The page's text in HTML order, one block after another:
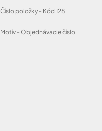
Číslo položky - Kód 128
Motív - Objednávacie číslo